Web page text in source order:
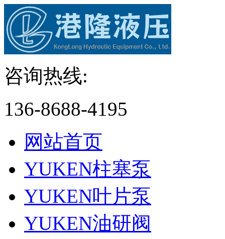
咨询热线:
136-8688-4195
网站首页
YUKEN柱塞泵
YUKEN叶片泵
YUKEN油研阀